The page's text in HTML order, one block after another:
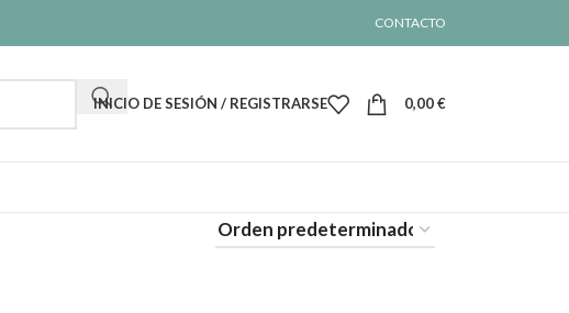
CONTACTO
INICIO DE SESIÓN / REGISTRARSE 0,00€